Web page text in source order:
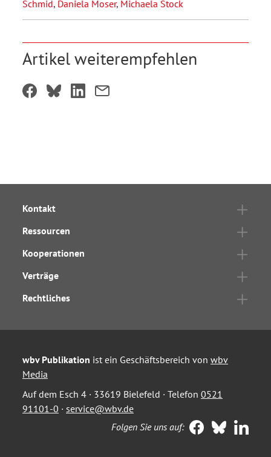
Schmid, Daniela Moser, Michaela Stock
Artikel weiterempfehlen
Kontakt
Ressourcen
Kooperationen
Verträge
Rechtliches
wbv Publikation ist ein Geschäftsbereich von wbv
Media
Auf dem Esch 4 · 33619 Bielefeld · Telefon 0521
91101-0 · service@wbv.de
Folgen Sie uns auf: